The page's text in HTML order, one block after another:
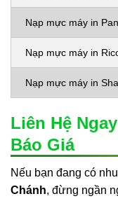
Nạp mực máy in
Nạp mực máy in
Nạp mực máy in
Liên Hệ
Báo Giá
Nếu bạn đang có
Chánh, đừng ngần